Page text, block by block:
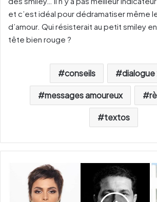
et c’est idéal pour dédramatiser même
d’amour. Qui résisterait au petit smiley
tête bien rouge ?
conseils dialogue
messages amoureux
textos